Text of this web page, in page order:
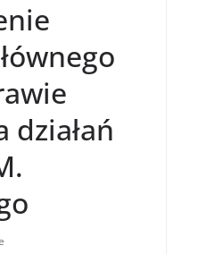
działań